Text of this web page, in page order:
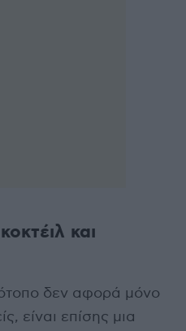
και
δεν αφορά μόνο
είναι επίσης μια